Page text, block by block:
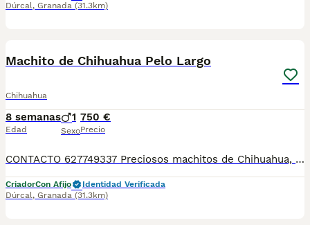
Dúrcal, Granada (31.3km)
Machito de Chihuahua Pelo Largo
Chihuahua
8 semanas
Edad
1
Sexo
750 €
Precio
CONTACTO 627749337 Preciosos machitos de Chihuahua, se entregan vacunados, desparasitados con su cartilla veterinaria. Criador profesional con afijo de la RSCE y FCI Centro de cria autorizado con núcleo zoológico Registro de criador autorizado
CriadorCon Afijo
Identidad Verificada
Dúrcal, Granada (31.3km)